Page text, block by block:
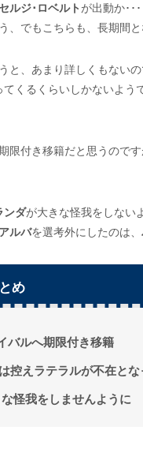
セルジ･ロベルト が出動か･･･
、でもこちらも、長期間と
と、あまり詳しくもない
てくるくらいしかないよう
限付き移籍だと思うので
ンダが大きな怪我をしない
アルバを選考外にしたのは、
め
バルへ期限付き移籍
控えラテラルが不在とな
怪我をしませんように